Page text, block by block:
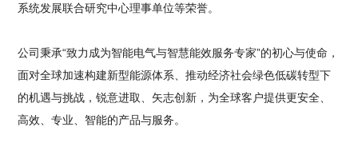
系统发展联合研究中心理事单位等荣誉。
公司秉承“致力成为智能电气与智慧能效服务专家”的初心与使命，
面对全球加速构建新型能源体系、推动经济社会绿色低碳转型下
的机遇与挑战，锐意进取、矢志创新，为全球客户提供更安全、
高效、专业、智能的产品与服务。